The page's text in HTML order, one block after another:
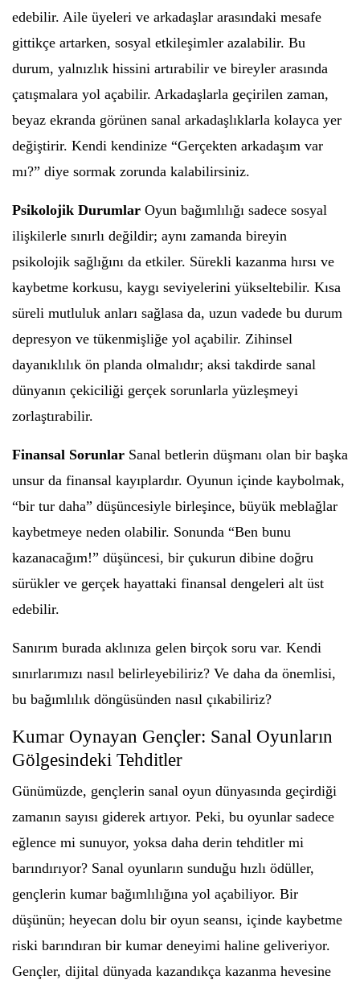
edebilir. Aile üyeleri ve arkadaşlar arasındaki mesafe
gittikçe artarken, sosyal etkileşimler azalabilir. Bu
durum, yalnızlık hissini artırabilir ve bireyler arasında
çatışmalara yol açabilir. Arkadaşlarla geçirilen zaman,
beyaz ekranda görünen sanal arkadaşlıklarla kolayca yer
değiştirir. Kendi kendinize “Gerçekten arkadaşım var
mı?” diye sormak zorunda kalabilirsiniz.
Psikolojik Durumlar Oyun bağımlılığı sadece sosyal
ilişkilerle sınırlı değildir; aynı zamanda bireyin
psikolojik sağlığını da etkiler. Sürekli kazanma hırsı ve
kaybetme korkusu, kaygı seviyelerini yükseltebilir. Kısa
süreli mutluluk anları sağlasa da, uzun vadede bu durum
depresyon ve tükenmişliğe yol açabilir. Zihinsel
dayanıklılık ön planda olmalıdır; aksi takdirde sanal
dünyanın çekiciliği gerçek sorunlarla yüzleşmeyi
zorlaştırabilir.
Finansal Sorunlar Sanal betlerin düşmanı olan bir başka
unsur da finansal kayıplardır. Oyunun içinde kaybolmak,
“bir tur daha” düşüncesiyle birleşince, büyük meblağlar
kaybetmeye neden olabilir. Sonunda “Ben bunu
kazanacağım!” düşüncesi, bir çukurun dibine doğru
sürükler ve gerçek hayattaki finansal dengeleri alt üst
edebilir.
Sanırım burada aklınıza gelen birçok soru var. Kendi
sınırlarımızı nasıl belirleyebiliriz? Ve daha da önemlisi,
bu bağımlılık döngüsünden nasıl çıkabiliriz?
Kumar Oynayan Gençler: Sanal Oyunların
Gölgesindeki Tehditler
Günümüzde, gençlerin sanal oyun dünyasında geçirdiği
zamanın sayısı giderek artıyor. Peki, bu oyunlar sadece
eğlence mi sunuyor, yoksa daha derin tehditler mi
barındırıyor? Sanal oyunların sunduğu hızlı ödüller,
gençlerin kumar bağımlılığına yol açabiliyor. Bir
düşünün; heyecan dolu bir oyun seansı, içinde kaybetme
riski barındıran bir kumar deneyimi haline geliveriyor.
Gençler, dijital dünyada kazandıkça kazanma hevesine